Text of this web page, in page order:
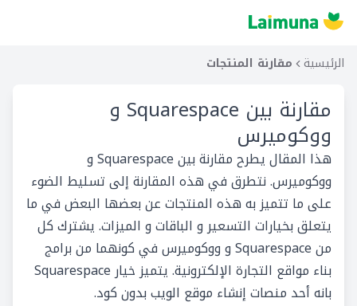
الرئيسية مقارنة المنتجات
مقارنة بين Squarespace و
ووكوميرس
هذا المقال يطرح مقارنة بين Squarespace و
ووكوميرس. نتطرق في هذه المقارنة إلى تسليط الضوء
على ما تتميز به هذه المنتجات عن بعضها البعض في ما
يتعلق بخيارات التسعير و الباقات و الميزات. يشترك كل
من Squarespace و ووكوميرس في كونهما من برامج
بناء مواقع التجارة الإلكترونية. يتميز خيار Squarespace
بانه أحد منصات إنشاء موقع الويب بدون كود.